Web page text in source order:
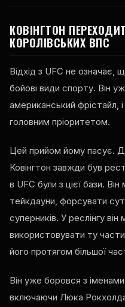
КОВІНГТОН
КОРОЛІВСЬКИХ ВПС
Відхід з UFC не означає,
бойові види спорту. Він
американський фрістайл,
головним пріоритетом.
Цей прийом йому пасує.
Ковінгтон завжди був
в UFC були з цієї бази.
тейкдауни, форсувати
суперників. У реслінгу
використовувати ту
його протягом більшої
Він уже боровся з
включаючи Люка